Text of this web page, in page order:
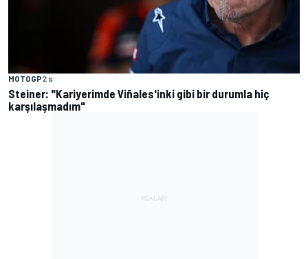
MOTOGP2 s
Steiner: "Kariyerimde Viñales'inki gibi bir durumla hiç
karşılaşmadım"